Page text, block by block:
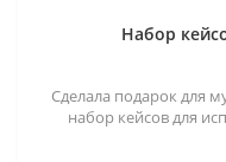
Набор
Сделала подарок для
набор кейсов для